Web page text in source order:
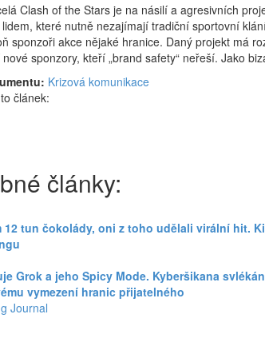
Clash of the Stars je na násilí a agresivních
které nutně nezajímají tradiční sportovní
sponzoři akce nějaké hranice. Daný projekt má
sponzory, kteří „brand safety“ neřeší. Jako
Krizová komunikace
článek:
články:
12 tun čokolády, oni z toho udělali virální hit.
Grok a jeho Spicy Mode. Kyberšikana
vymezení hranic přijatelného